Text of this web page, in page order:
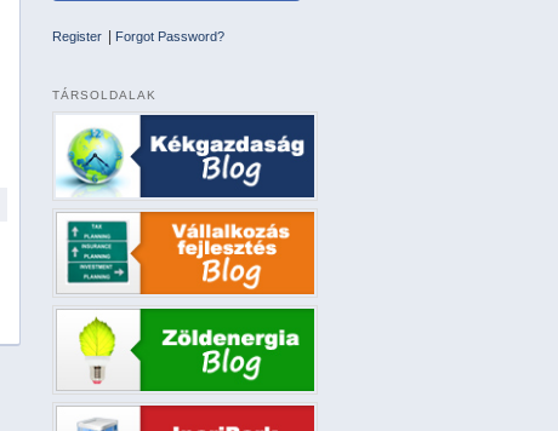
Register Forgot Password?
TÁRSOLDALAK